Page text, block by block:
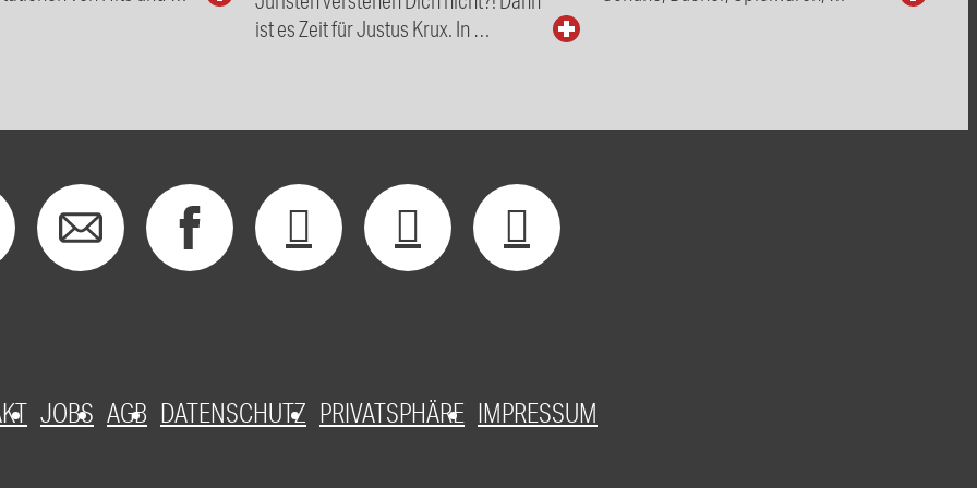
ist es Zeit für Justus Krux. In …
JOBS AGB DATENSCHUTZ PRIVATSPHÄRE IMPRESSUM